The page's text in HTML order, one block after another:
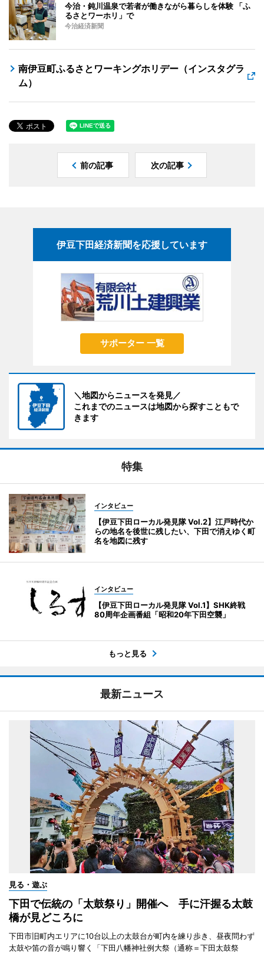
今治・鈍川温泉で若者が働きながら暮らしを体験 「ふ
るさとワーホリ」で
今治経済新聞
南伊豆町ふるさとワーキングホリデー（インスタグラ
ム）
前の記事 次の記事
伊豆下田経済新聞を応援しています
サポーター 一覧
＼地図からニュースを発見／
これまでのニュースは地図から探すこともで
きます
特集
インタビュー
【伊豆下田ローカル発見隊 Vol.2】江戸時代か
らの地名を後世に残したい、下田で消えゆく町
名を地図に残す
インタビュー
【伊豆下田ローカル発見隊 Vol.1】SHK終戦
80周年企画番組「昭和20年下田空襲」
もっと見る
最新ニュース
見る・遊ぶ
下田で伝統の「太鼓祭り」開催へ 手に汗握る太鼓
橋が見どころに
下田市旧町内エリアに10台以上の太鼓台が町内を練り歩き、昼夜問わず
太鼓や笛の音が鳴り響く「下田八幡神社例大祭（通称＝下田太鼓祭